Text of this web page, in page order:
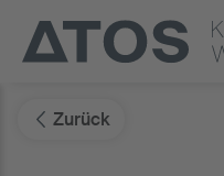
Zurück